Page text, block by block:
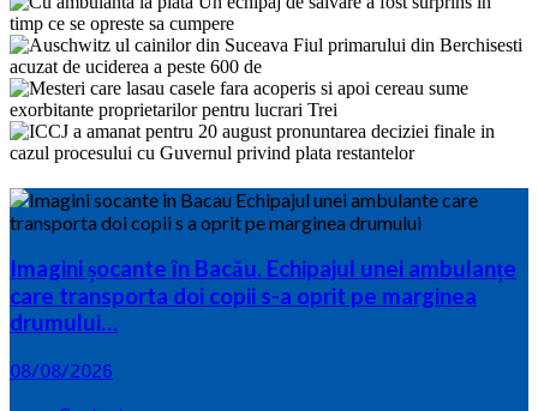
Imagini șocante în Bacău. Echipajul unei ambulanțe
care transporta doi copii s-a oprit pe marginea
drumului…
08/08/2026